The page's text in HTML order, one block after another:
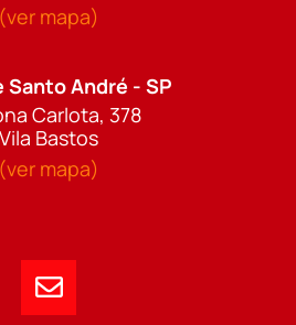
(ver mapa)
Santo André - SP
Carlota, 378
Vila Bastos
(ver mapa)